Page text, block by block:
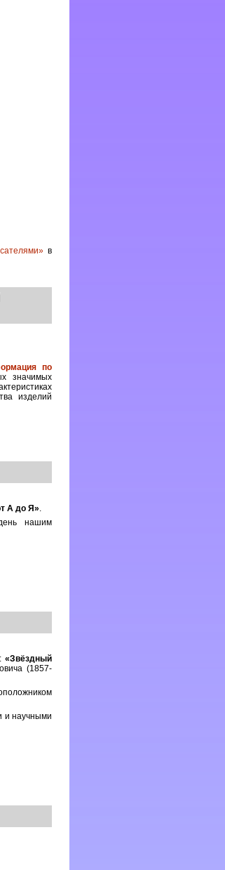
в
по
значимых
изделий
А до Я».
нашим
«Звёздный
(1857-
и научными